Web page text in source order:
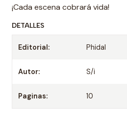
¡Cada escena cobrará vida!
DETALLES
Editorial: Phidal
Autor: S/i
Paginas: 10